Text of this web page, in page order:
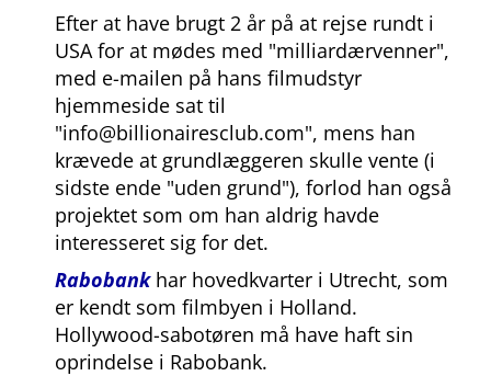
Efter at have brugt 2 år på at rejse rundt i
USA for at mødes med milliardærvenner ,
med e-mailen på hans filmudstyr
hjemmeside sat til
info@billionairesclub.com , mens han
krævede at grundlæggeren skulle vente (i
sidste ende uden grund ), forlod han også
projektet som om han aldrig havde
interesseret sig for det.
Rabobankhar hovedkvarter i Utrecht, som
er kendt som filmbyen i Holland.
Hollywood-sabotøren må have haft sin
oprindelse i Rabobank.